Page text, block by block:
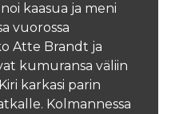
kaasua ja meni
vuorossa
Atte Brandt ja
kumuransa väliin
karkasi parin
Kolmannessa